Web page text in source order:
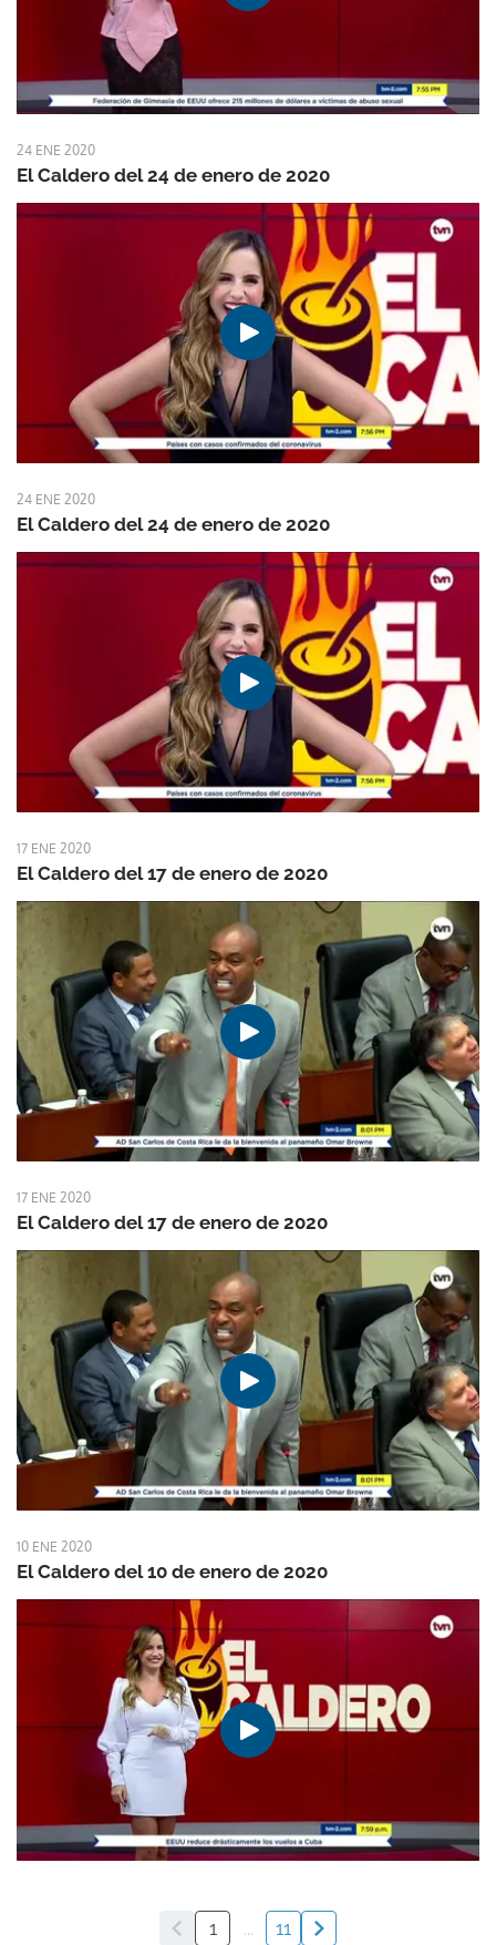
24 ENE 2020
El Caldero del 24 de enero de 2020
24 ENE 2020
El Caldero del 24 de enero de 2020
17 ENE 2020
El Caldero del 17 de enero de 2020
17 ENE 2020
El Caldero del 17 de enero de 2020
10 ENE 2020
El Caldero del 10 de enero de 2020
1 ... 11